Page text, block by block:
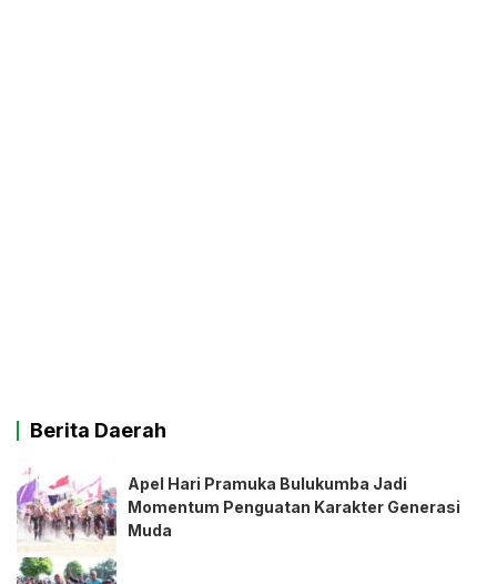
Berita Daerah
Apel Hari Pramuka Bulukumba Jadi
Momentum Penguatan Karakter Generasi
Muda